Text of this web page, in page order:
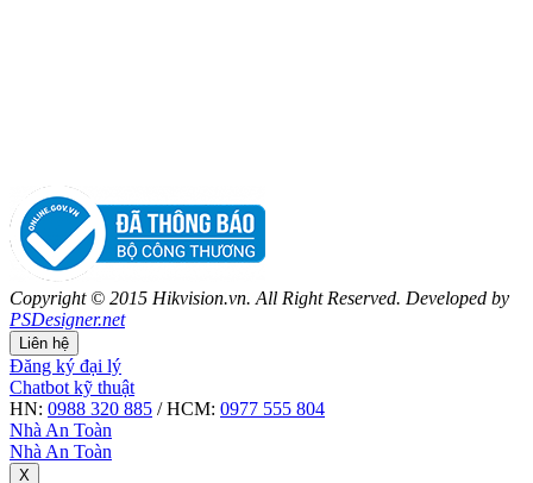
Copyright © 2015 Hikvision.vn. All Right Reserved. Developed by
PSDesigner.net
Liên hệ
Đăng ký đại lý
Chatbot kỹ thuật
HN: 0988 320 885 / HCM: 0977 555 804
Nhà An Toàn
Nhà An Toàn
X